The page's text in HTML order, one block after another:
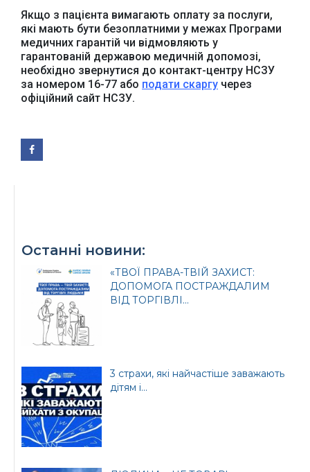
Якщо з пацієнта вимагають оплату за послуги,
які мають бути безоплатними у межах Програми
медичних гарантій чи відмовляють у
гарантованій державою медичній допомозі,
необхідно звернутися до контакт-центру НСЗУ
за номером 16-77 або подати скаргу через
офіційний сайт НСЗУ.
Останні новини:
«ТВОЇ ПРАВА-ТВІЙ ЗАХИСТ:
ДОПОМОГА ПОСТРАЖДАЛИМ
ВІД ТОРГІВЛІ...
3 страхи, які найчастіше заважають
дітям і...